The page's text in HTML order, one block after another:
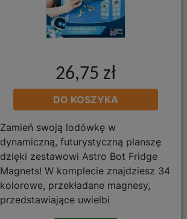
26,75 zł
DO KOSZYKA
Zamień swoją lodówkę w
dynamiczną, futurystyczną planszę
dzięki zestawowi Astro Bot Fridge
Magnets! W komplecie znajdziesz 34
kolorowe, przekładane magnesy,
przedstawiające uwielbi